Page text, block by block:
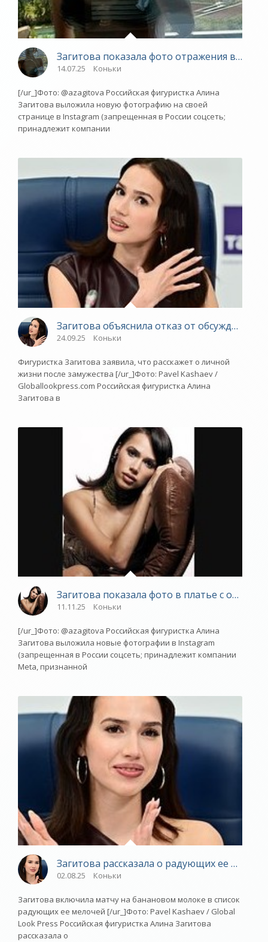
Загитова показала фото отражения в
14.07.25 Коньки
[/ur_]Фото: @azagitova Российская фигуристка Алина
Загитова выложила новую фотографию на своей
странице в Instagram (запрещенная в России соцсеть;
принадлежит компании
Загитова объяснила отказ от обсуждения
24.09.25 Коньки
Фигуристка Загитова заявила, что расскажет о личной
жизни после замужества [/ur_]Фото: Pavel Kashaev /
Globallookpress.com Российская фигуристка Алина
Загитова в
Загитова показала фото в платье с
11.11.25 Коньки
[/ur_]Фото: @azagitova Российская фигуристка Алина
Загитова выложила новые фотографии в Instagram
(запрещенная в России соцсеть; принадлежит компании
Meta, признанной
Загитова рассказала о радующих ее
02.08.25 Коньки
Загитова включила матчу на банановом молоке в список
радующих ее мелочей [/ur_]Фото: Pavel Kashaev / Global
Look Press Российская фигуристка Алина Загитова
рассказала о